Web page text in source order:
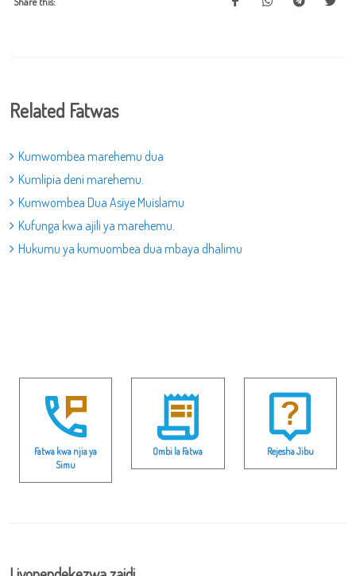
Related Fatwas
Kumwombea marehemu dua
Kumlipia deni marehemu.
Kumwombea Dua Asiye Muislamu
Kufunga kwa ajili ya marehemu.
Hukumu ya kumuombea dua mbaya dhalimu
Fatwa kwa njia ya
Simu
Ombi la Fatwa Rejesha Jibu